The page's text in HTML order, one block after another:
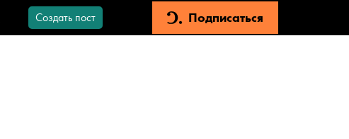
Создать пост Подписаться